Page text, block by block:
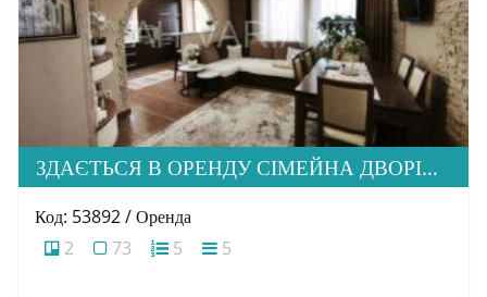
ЗДАЄТЬСЯ В ОРЕНДУ СІМЕЙНА ДВОРІВНЕВА КВАРТИРА В М. УЖГОРОД
Код: 53892 / Оренда
2
73 5 5